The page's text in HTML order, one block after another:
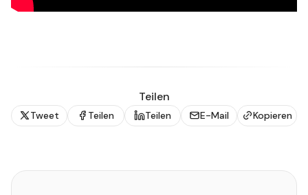
Teilen
Tweet Teilen Teilen E-Mail Kopieren